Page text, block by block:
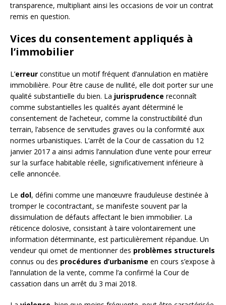
transparence, multipliant ainsi les occasions de voir un contrat
remis en question.
Vices du consentement appliqués à
l’immobilier
L’erreur constitue un motif fréquent d’annulation en matière
immobilière. Pour être cause de nullité, elle doit porter sur une
qualité substantielle du bien. La jurisprudence reconnaît
comme substantielles les qualités ayant déterminé le
consentement de l’acheteur, comme la constructibilité d’un
terrain, l’absence de servitudes graves ou la conformité aux
normes urbanistiques. L’arrêt de la Cour de cassation du 12
janvier 2017 a ainsi admis l’annulation d’une vente pour erreur
sur la surface habitable réelle, significativement inférieure à
celle annoncée.
Le dol, défini comme une manœuvre frauduleuse destinée à
tromper le cocontractant, se manifeste souvent par la
dissimulation de défauts affectant le bien immobilier. La
réticence dolosive, consistant à taire volontairement une
information déterminante, est particulièrement répandue. Un
vendeur qui omet de mentionner des problèmes structurels
connus ou des procédures d’urbanisme en cours s’expose à
l’annulation de la vente, comme l’a confirmé la Cour de
cassation dans un arrêt du 3 mai 2018.